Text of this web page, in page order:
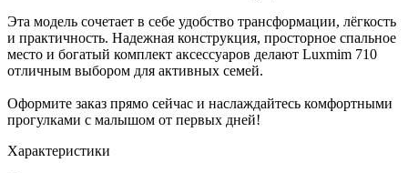
Эта модель сочетает в себе удобство трансформации, лёгкость
и практичность. Надежная конструкция, просторное спальное
место и богатый комплект аксессуаров делают Luxmim 710
отличным выбором для активных семей.
Оформите заказ прямо сейчас и наслаждайтесь комфортными
прогулками с малышом от первых дней!
Характеристики